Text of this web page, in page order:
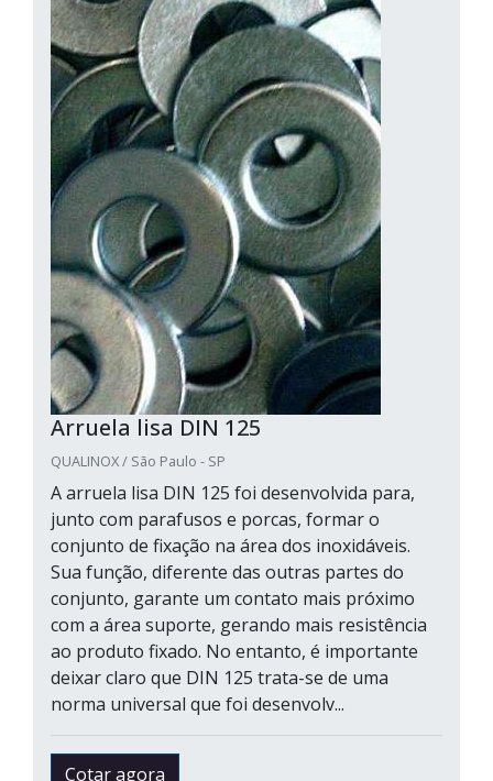
Arruela lisa DIN 125
QUALINOX / São Paulo - SP
A arruela lisa DIN 125 foi desenvolvida para,
junto com parafusos e porcas, formar o
conjunto de fixação na área dos inoxidáveis.
Sua função, diferente das outras partes do
conjunto, garante um contato mais próximo
com a área suporte, gerando mais resistência
ao produto fixado. No entanto, é importante
deixar claro que DIN 125 trata-se de uma
norma universal que foi desenvolv...
Cotar agora